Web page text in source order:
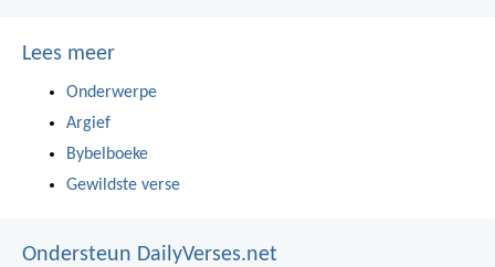
Lees meer
Onderwerpe
Argief
Bybelboeke
Gewildste verse
Ondersteun DailyVerses.net